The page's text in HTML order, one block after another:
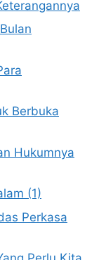
Berbuka
Hukumnya
(1)
Perkasa